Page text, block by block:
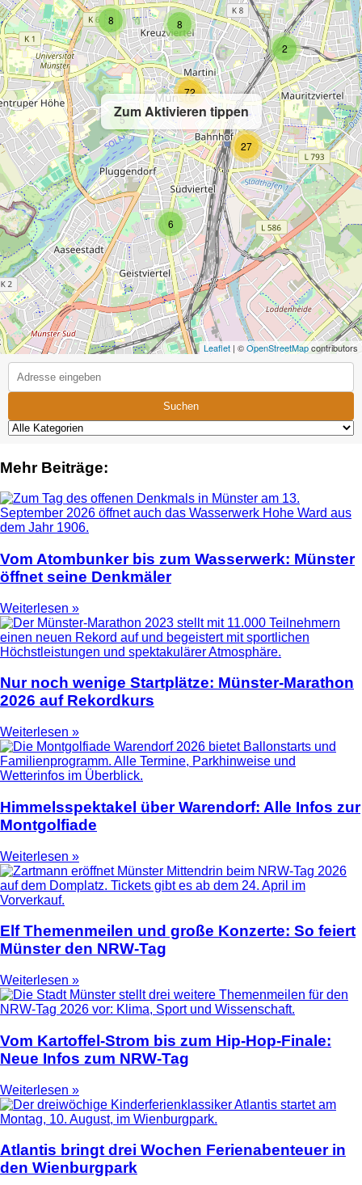
Zum Aktivieren tippen
2
8
6
8
27
5
72
Leaflet | ©OpenStreetMapcontributors
Suchen
Mehr Beiträge:
Vom Atombunker bis zum Wasserwerk: Münster
öffnet seine Denkmäler
Weiterlesen »
Nur noch wenige Startplätze: Münster-Marathon
2026 auf Rekordkurs
Weiterlesen »
Himmelsspektakel über Warendorf: Alle Infos zur
Montgolfiade
Weiterlesen »
Elf Themenmeilen und große Konzerte: So feiert
Münster den NRW-Tag
Weiterlesen »
Vom Kartoffel-Strom bis zum Hip-Hop-Finale:
Neue Infos zum NRW-Tag
Weiterlesen »
Atlantis bringt drei Wochen Ferienabenteuer in
den Wienburgpark